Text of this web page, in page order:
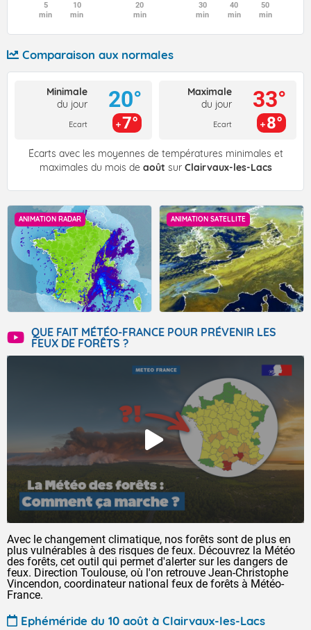
5
min
10
min
20
min
30
min
40
min
50
min
Comparaison aux normales
Minimale
du jour
Ecart
20°
7°
Maximale
du jour
Ecart
33°
8°
Écarts avec les moyennes de températures minimales et
maximales du mois de août sur Clairvaux-les-Lacs
ANIMATION RADAR ANIMATION SATELLITE
QUE FAIT MÉTÉO-FRANCE POUR PRÉVENIR LES
FEUX DE FORÊTS ?
Avec le changement climatique, nos forêts sont de plus en
plus vulnérables à des risques de feux. Découvrez la Météo
des forêts, cet outil qui permet d'alerter sur les dangers de
feux. Direction Toulouse, où l'on retrouve Jean-Christophe
Vincendon, coordinateur national feux de forêts à Météo-
France.
Ephéméride du 10 août à Clairvaux-les-Lacs